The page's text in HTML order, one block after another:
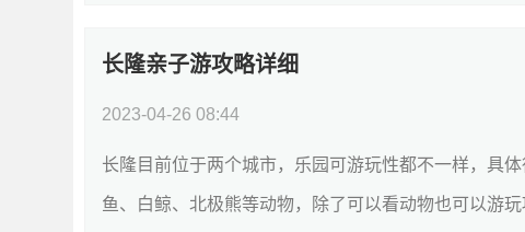
长隆亲子游攻略详细
2023-04-26 08:44
长隆目前位于两个城市，乐园可游玩性都不一样，具
鱼、白鲸、北极熊等动物，除了可以看动物也可以游